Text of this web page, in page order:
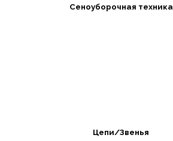
Сеноуборочная техника
Цепи/Звенья